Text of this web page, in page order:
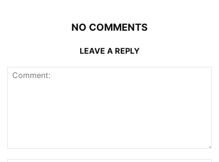
NO COMMENTS
LEAVE A REPLY